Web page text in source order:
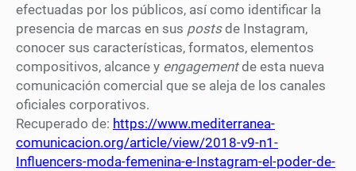
efectuadas por los públicos, así como identificar la
presencia de marcas en sus postsde Instagram,
conocer sus características, formatos, elementos
compositivos, alcance y engagementde esta nueva
comunicación comercial que se aleja de los canales
oficiales corporativos.
Recuperado de: https://www.mediterranea-
comunicacion.org/article/view/2018-v9-n1-
Influencers-moda-femenina-e-Instagram-el-poder-de-